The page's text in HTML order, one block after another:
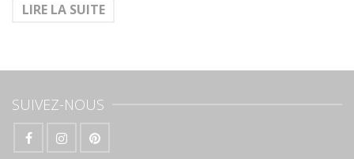
LIRE LA SUITE
SUIVEZ-NOUS